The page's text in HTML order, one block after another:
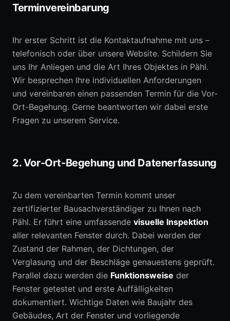
Terminvereinbarung
Ihr erster Schritt ist die Kontaktaufnahme mit uns –
telefonisch oder über unsere Website. Schildern Sie
uns Ihr Anliegen und die Art Ihres Objektes in Pähl.
Wir besprechen Ihre individuellen Anforderungen
und vereinbaren einen passenden Termin für die Vor-
Ort-Begehung. Gerne beantworten wir dabei erste
Fragen zu unserem Service.
2. Vor-Ort-Begehung und Datenerfassung
Zu dem vereinbarten Termin kommt unser
zertifizierter Bausachverständiger zu Ihnen nach
Pähl. Er führt eine umfassende visuelle Inspektion
aller relevanten Fenster durch. Dabei werden der
Zustand der Rahmen, der Dichtungen, der
Verglasung und der Beschläge genauestens geprüft.
Parallel dazu werden die Funktionsweise der
Fenster getestet und erste Auffälligkeiten
dokumentiert. Wichtige Daten wie Baujahr des
Gebäudes, Art der Fenster und vorliegende